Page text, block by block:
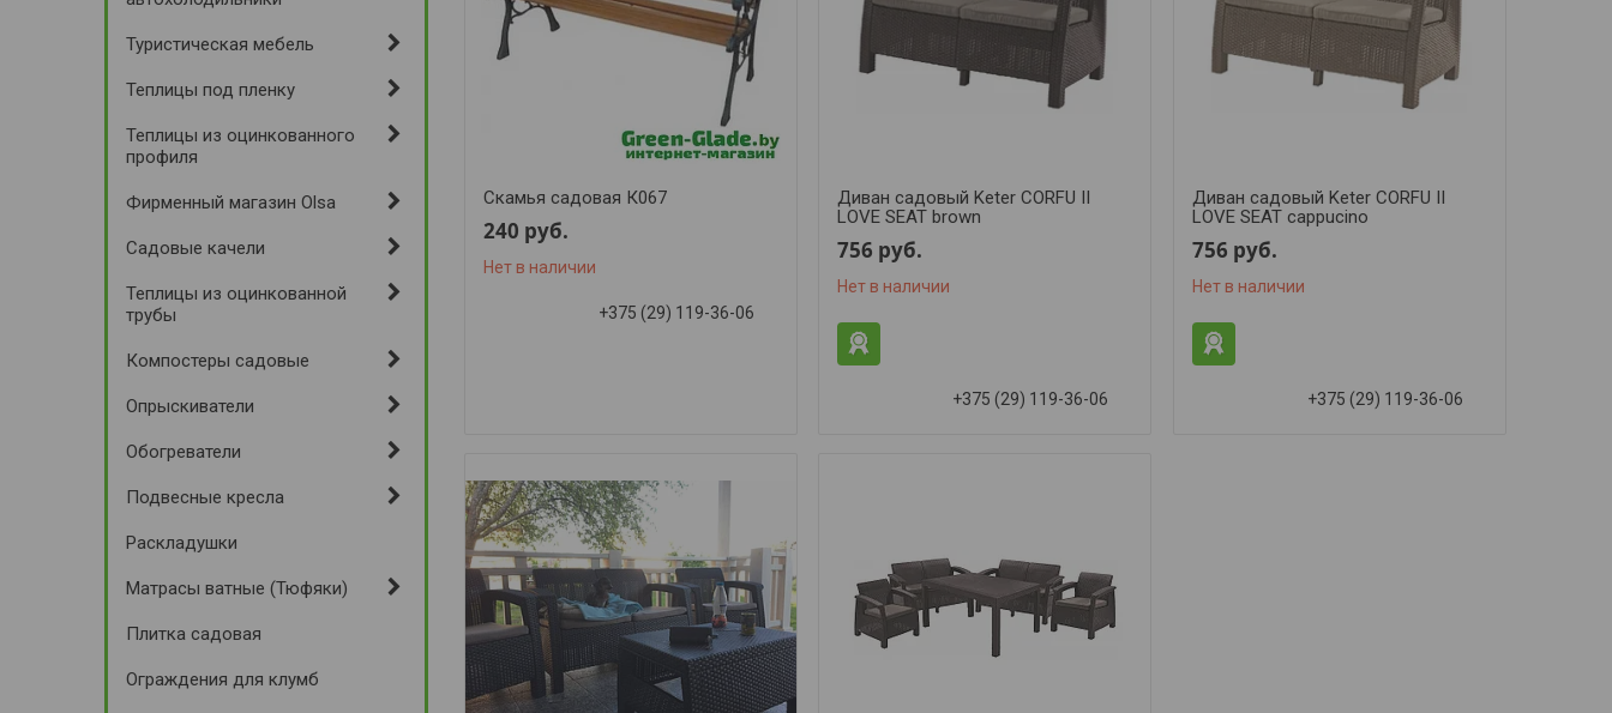
Скамья садовая К067
240 руб.
Нет в наличии
+375 (29) 119-36-06
Диван садовый Keter CORFU II
LOVE SEAT brown
756 руб.
Нет в наличии
+375 (29) 119-36-06
Диван садовый Keter CORFU II
LOVE SEAT cappucino
756 руб.
Нет в наличии
+375 (29) 119-36-06
Туристическая мебель
Теплицы под пленку
Теплицы из оцинкованного
профиля
Фирменный магазин Olsa
Садовые качели
Теплицы из оцинкованной
трубы
Компостеры садовые
Опрыскиватели
Обогреватели
Подвесные кресла
Раскладушки
Матрасы ватные (Тюфяки)
Плитка садовая
Ограждения для клумб